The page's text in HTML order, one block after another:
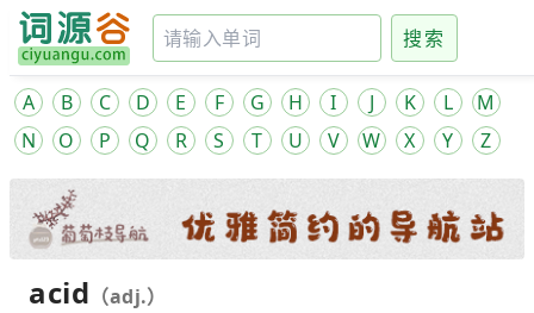
搜索
A B C D E F G H I J K L
M
N
O P Q R S T U V W X Y Z
acid （adj.）